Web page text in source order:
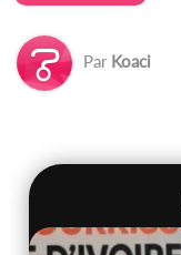
Par Koaci